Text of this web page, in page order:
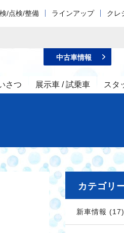
/点検/整備 ラインアップ クレ
さつ 展示車 / 試乗車 スタ
中古車情報
カテゴリ
新車情報 (17)